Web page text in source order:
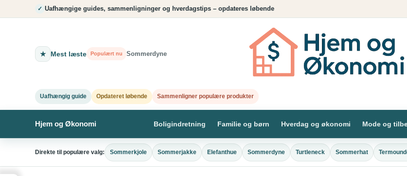
til
✓ Uafhængige guides, sammenligninger og hverdagstips – opdateres løbende
★ Mest læste Populært nu Sommerdyne
Uafhængig guide Opdateret løbende Sammenligner populære produkter
Hjem og Økonomi Boligindretning Familie og børn Hverdag og økonomi Mode og
Direkte til populære valg: Sommerkjole Sommerjakke Elefanthue Sommerdyne Turtleneck Sommerhat